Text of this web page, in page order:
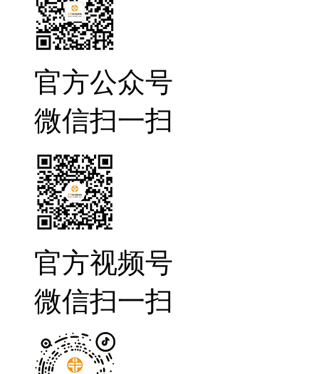
官方公众号
微信扫一扫
官方视频号
微信扫一扫